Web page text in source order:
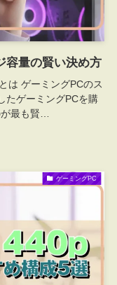
容量の賢い決め方
は ゲーミングPCのス
たゲーミングPCを購
最も賢…
ゲーミングPC